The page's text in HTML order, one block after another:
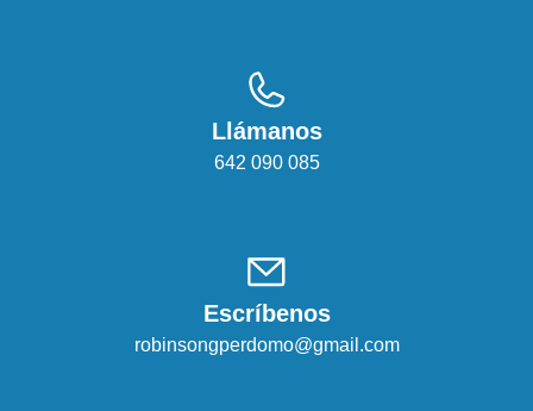
Llámanos
642 090 085
Escríbenos
robinsongperdomo@gmail.com